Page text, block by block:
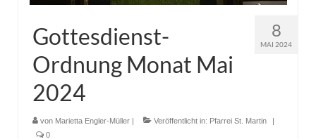
8
MAI 2024
Gottesdienst-
Ordnung Monat Mai
2024
von Marietta Engler-Müller Veröffentlicht in: Pfarrei St. Martin
0